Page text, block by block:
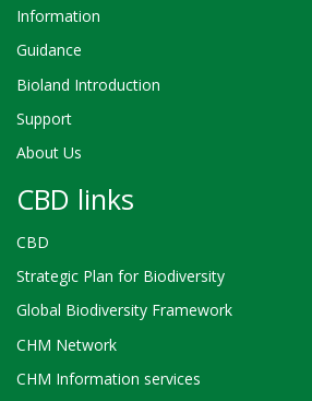
Information
Guidance
Bioland Introduction
Support
About Us
CBD links
CBD
Strategic Plan for Biodiversity
Global Biodiversity Framework
CHM Network
CHM Information services